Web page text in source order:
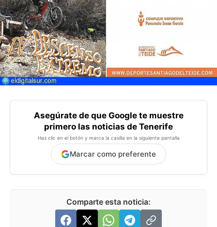
Asegúrate de que Google te muestre
primero las noticias de Tenerife
Haz clic en el botón y marca la casilla en la siguiente pantalla
Marcar como preferente
Comparte esta noticia: